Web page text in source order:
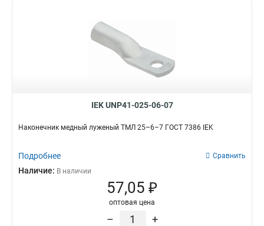
IEK UNP41-025-06-07
Наконечник медный луженый ТМЛ 25–6–7 ГОСТ 7386 IEK
Подробнее Сравнить
Наличие: В наличии
57,05 ₽
оптовая цена
– +